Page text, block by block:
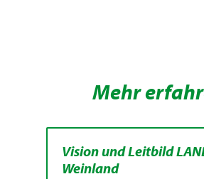
Mehr
Vision und Leitbild
Weinland